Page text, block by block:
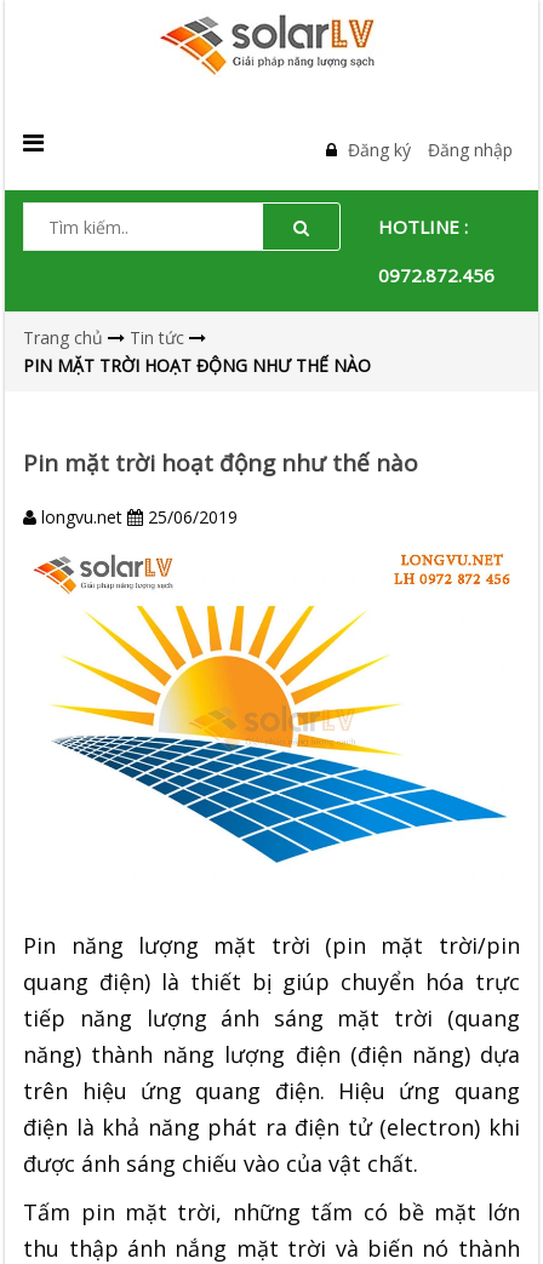
Đăng ký Đăng nhập
HOTLINE :
0972.872.456
Trang chủ
Tin tức
PIN MẶT TRỜI HOẠT ĐỘNG NHƯ THẾ NÀO
Pin mặt trời hoạt động như thế nào
longvu.net 25/06/2019
Pin năng lượng mặt trời (pin mặt trời/pin
quang điện) là thiết bị giúp chuyển hóa trực
tiếp năng lượng ánh sáng mặt trời (quang
năng) thành năng lượng điện (điện năng) dựa
trên hiệu ứng quang điện. Hiệu ứng quang
điện là khả năng phát ra điện tử (electron) khi
được ánh sáng chiếu vào của vật chất.
Tấm pin mặt trời, những tấm có bề mặt lớn
thu thập ánh nắng mặt trời và biến nó thành